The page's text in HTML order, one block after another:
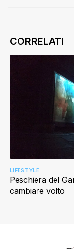
Peschiera del
cambiare volto
LIFESTYLE